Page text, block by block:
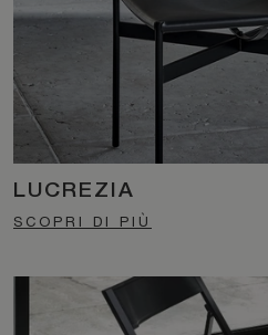
LUCREZIA
SCOPRI DI PIÙ